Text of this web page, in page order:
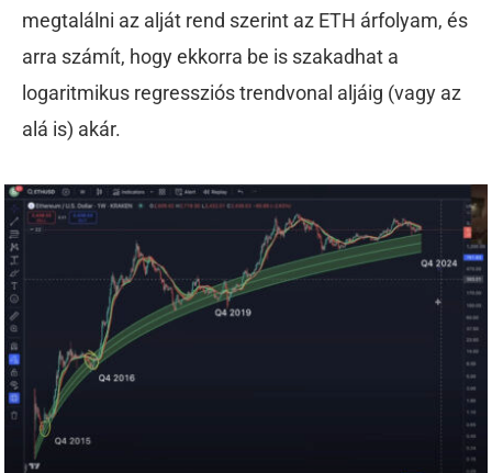
megtalálni az alját rend szerint az ETH árfolyam, és
arra számít, hogy ekkorra be is szakadhat a
logaritmikus regressziós trendvonal aljáig (vagy az
alá is) akár.